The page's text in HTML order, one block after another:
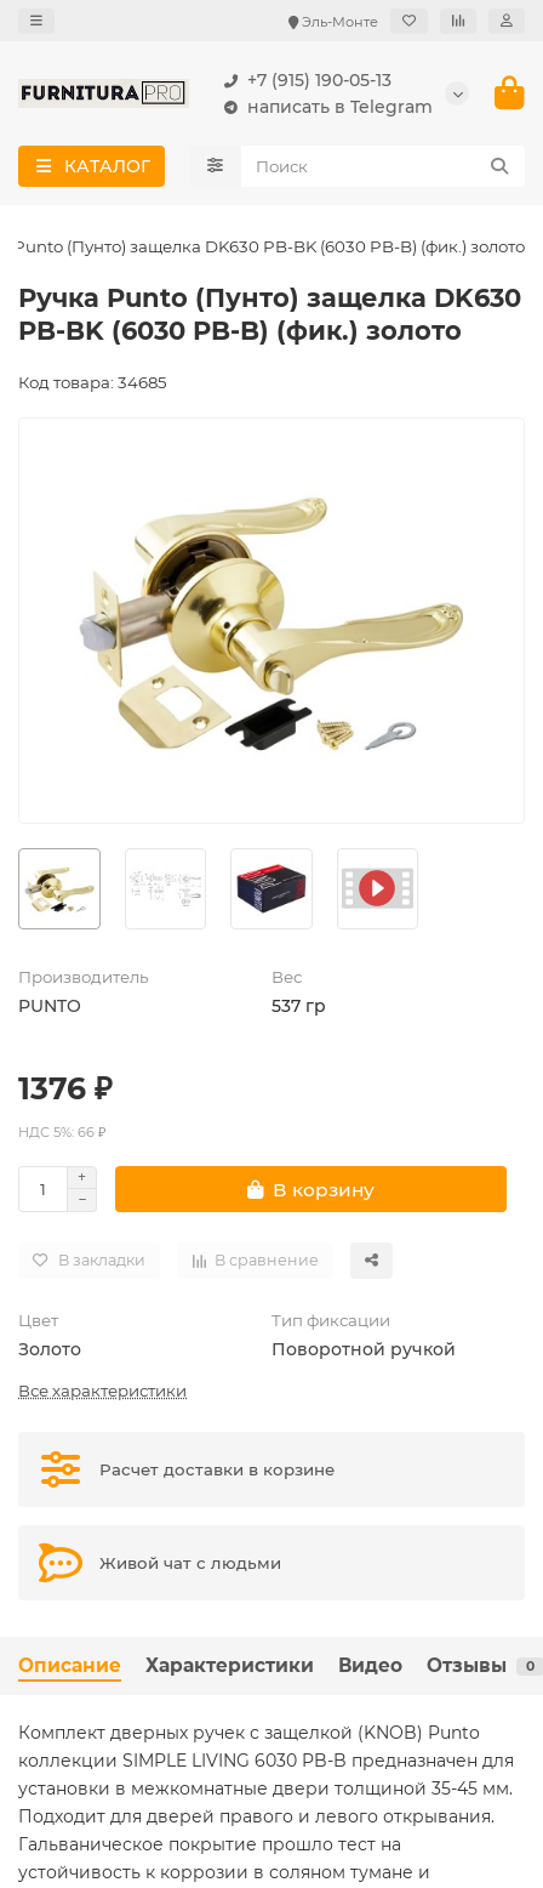
Эль-Монте
+7 (915) 190-05-13
написать в Telegram
КАТАЛОГ
Punto (Пунто) защелка DK630 PB-BK (6030 PB-B) (фик.) золото
Ручка Punto (Пунто) защелка DK630
PB-BK (6030 PB-B) (фик.) золото
Код товара: 34685
Производитель
PUNTO
Вес
537 гр
1376 ₽
НДС 5%: 66 ₽
В корзину
В закладки В сравнение
Цвет
Золото
Тип фиксации
Поворотной ручкой
Все характеристики
Расчет доставки в корзине
Живой чат с людьми
Описание Характеристики Видео Отзывы 0
Комплект дверных ручек с защелкой (KNOB) Punto
коллекции SIMPLE LIVING 6030 PB-B предназначен для
установки в межкомнатные двери толщиной 35-45 мм.
Подходит для дверей правого и левого открывания.
Гальваническое покрытие прошло тест на
устойчивость к коррозии в соляном тумане и